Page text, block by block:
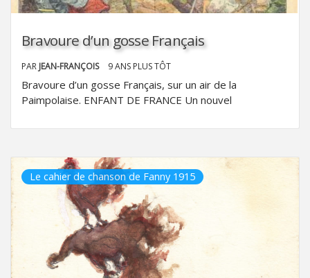
Bravoure d’un gosse Français
PAR JEAN-FRANÇOIS 9 ANS PLUS TÔT
Bravoure d’un gosse Français, sur un air de la
Paimpolaise. ENFANT DE FRANCE Un nouvel
Le cahier de chanson de Fanny 1915